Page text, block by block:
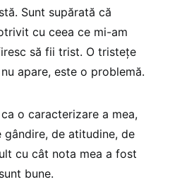
Sunt supărată că
cu ceea ce mi-am
să fii trist. O tristețe
apare, este o problemă.
o caracterizare a mea,
de atitudine, de
cu cât nota mea a fost
bune.